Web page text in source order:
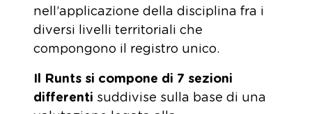
nell’applicazione della disciplina fra i
diversi livelli territoriali che
compongono il registro unico.
Il Runts si compone di 7 sezioni
differenti suddivise sulla base di una